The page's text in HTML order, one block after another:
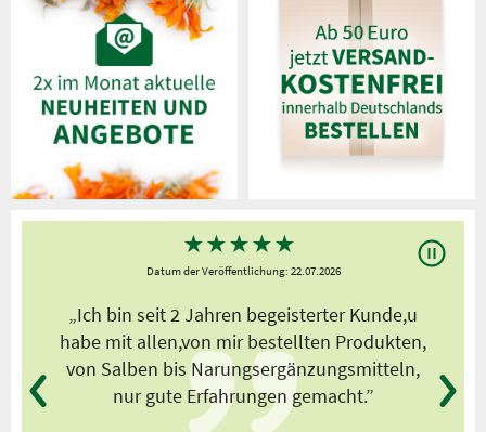
★★★★★
Datum der Veröffentlichung: 22.07.2026
„Ich bin seit 2 Jahren begeisterter Kunde,u
habe mit allen,von mir bestellten Produkten,
von Salben bis Narungsergänzungsmitteln,
nur gute Erfahrungen gemacht.”